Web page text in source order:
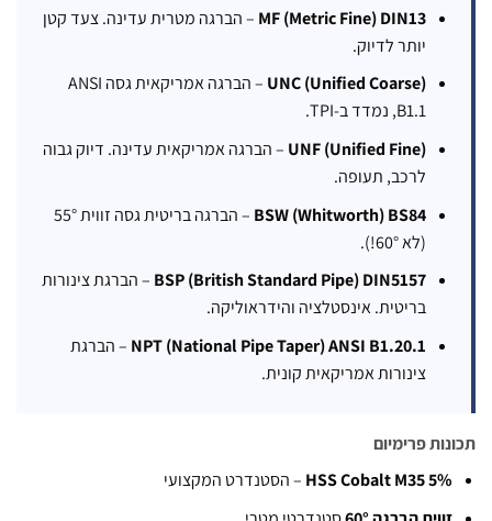
MF (Metric Fine) DIN13– הברגה מטרית עדינה. צעד קטן
יותר לדיוק.
UNC (Unified Coarse)
– הברגה אמריקאית גסה ANSI
UNF (Unified Fine)– הברגה אמריקאית עדינה. דיוק גבוה
לרכב, תעופה.
BSW (Whitworth) BS84
– הברגה בריטית גסה זווית 55°
BSP (British Standard Pipe) DIN5157– הברגת צינורות
בריטית. אינסטלציה והידראוליקה.
NPT (National Pipe Taper) ANSI B1.20.1– הברגת
צינורות אמריקאית קונית.
פרימיום
HSS Cobalt M35– הסטנדרט המקצועי